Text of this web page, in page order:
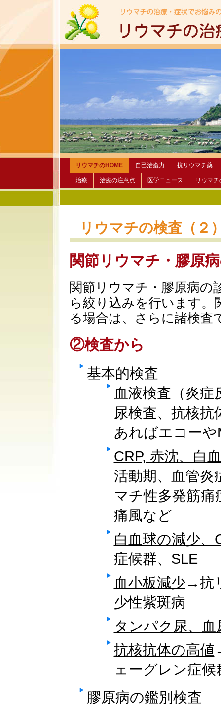
リウマチのHOME 自己治癒力 抗リウマチ薬
治療 治療の注意点 医学ニュース リウマ
リウマチの検査（２
関節リウマチ・膠原
関節リウマチ・膠原病の
ら絞り込みを行います。
る場合は、さらに諸検査
②検査から
基本的検査
血液検査（炎症
尿検査、抗核
あればエコーや
CRP, 赤沈、白
活動期、血管炎
マチ性多発筋痛
痛風など
白血球の減少、
症候群、SLE
血小板減少→抗
少性紫斑病
タンパク尿、血
抗核抗体の高値
ェーグレン症候
膠原病の鑑別検査